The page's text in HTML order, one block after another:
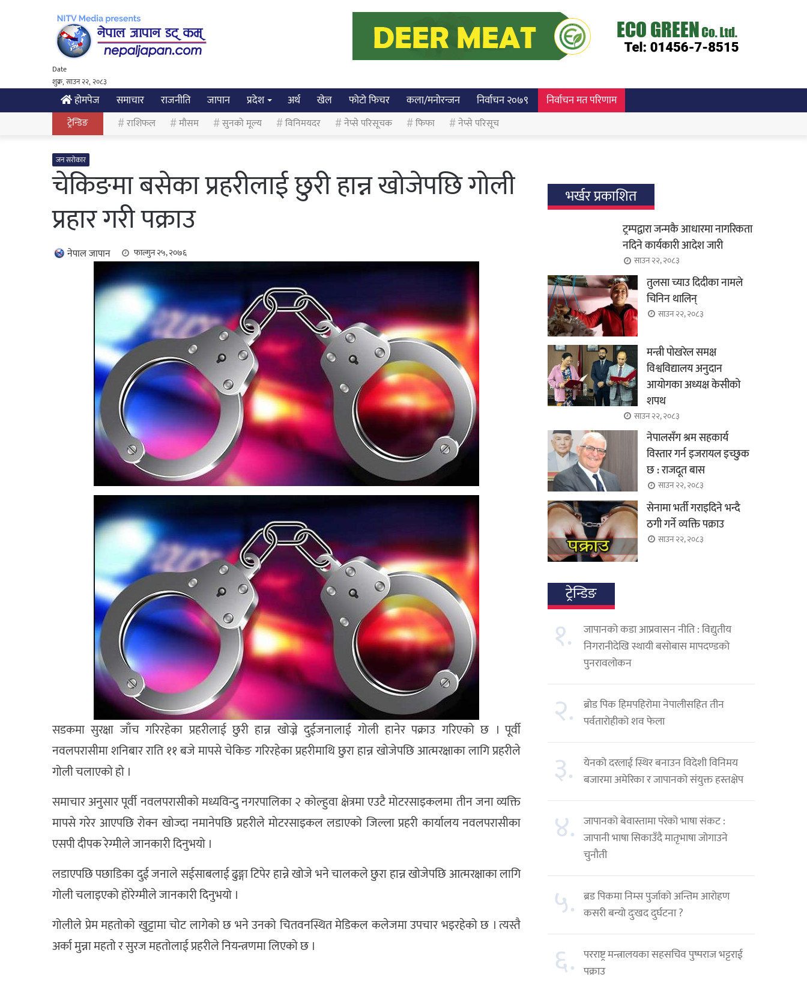
Date
शुक्र, साउन २२, २०८३
होमपेज समाचार राजनीति जापान प्रदेश अर्थ खेल फोटो फिचर कला/मनोरन्जन निर्वाचन २०७९ निर्वाचन मत परिणाम
ट्रेन्डिङ राशिफल मौसम सुनको मूल्य विनिमयदर नेप्से परिसूचक फिफा नेप्से परिसूच
जन सरोकार
चेकिङमा बसेका प्रहरीलाई छुरी हान्न खोजेपछि गोली
प्रहार गरी पक्राउ
नेपाल जापान फाल्गुन २५, २०७६
सडकमा सुरक्षा जाँच गरिरहेका प्रहरीलाई छुरी हान्न खोज्ने दुईजनालाई गोली हानेर पक्राउ गरिएको छ । पूर्वी
नवलपरासीमा शनिबार राति ११ बजे मापसे चेकिङ गरिरहेका प्रहरीमाथि छुरा हान्न खोजेपछि आत्मरक्षाका लागि प्रहरीले
गोली चलाएको हो ।
समाचार अनुसार पूर्वी नवलपरासीको मध्यविन्दु नगरपालिका २ कोल्हुवा क्षेत्रमा एउटै मोटरसाइकलमा तीन जना व्यक्ति
मापसे गरेर आएपछि रोक्न खोज्दा नमानेपछि प्रहरीले मोटरसाइकल लडाएको जिल्ला प्रहरी कार्यालय नवलपरासीका
एसपी दीपक रेग्मीले जानकारी दिनुभयो ।
लडाएपछि पछाडिका दुई जनाले सईसाबलाई ढुङ्गा टिपेर हान्ने खोजे भने चालकले छुरा हान्न खोजेपछि आत्मरक्षाका लागि
गोली चलाइएको होरेग्मीले जानकारी दिनुभयो ।
गोलीले प्रेम महतोको खुट्टामा चोट लागेको छ भने उनको चितवनस्थित मेडिकल कलेजमा उपचार भइरहेको छ । त्यस्तै
अर्का मुन्ना महतो र सुरज महतोलाई प्रहरीले नियन्त्रणमा लिएको छ ।
भर्खर प्रकाशित
ट्रम्पद्वारा जन्मकै आधारमा नागरिकता
नदिने कार्यकारी आदेश जारी
साउन २२, २०८३
तुलसा च्याउ दिदीका नामले
चिनिन थालिन्
साउन २२, २०८३
मन्त्री पोखरेल समक्ष
विश्वविद्यालय अनुदान
आयोगका अध्यक्ष केसीको
शपथ
साउन २२, २०८३
नेपालसँग श्रम सहकार्य
विस्तार गर्न इजरायल इच्छुक
छ : राजदूत बास
साउन २२, २०८३
सेनामा भर्ती गराइदिने भन्दै
ठगी गर्ने व्यक्ति पक्राउ
साउन २२, २०८३
ट्रेन्डिङ
१.
जापानको कडा आप्रवासन नीति : विद्युतीय
निगरानीदेखि स्थायी बसोबास मापदण्डको
पुनरावलोकन
२.
ब्रोड पिक हिमपहिरोमा नेपालीसहित तीन
पर्वतारोहीको शव फेला
३.
येनको दरलाई स्थिर बनाउन विदेशी विनिमय
बजारमा अमेरिका र जापानको संयुक्त हस्तक्षेप
४. जापानको बेवास्तामा परेको भाषा संकट :
जापानी भाषा सिकाउँदै मातृभाषा जोगाउने
चुनौती
५. ब्रड पिकमा निम्स पुर्जाको अन्तिम आरोहण
कसरी बन्यो दुःखद दुर्घटना ?
६. परराष्ट्र मन्त्रालयका सहसचिव पुष्पराज भट्टराई
पक्राउ